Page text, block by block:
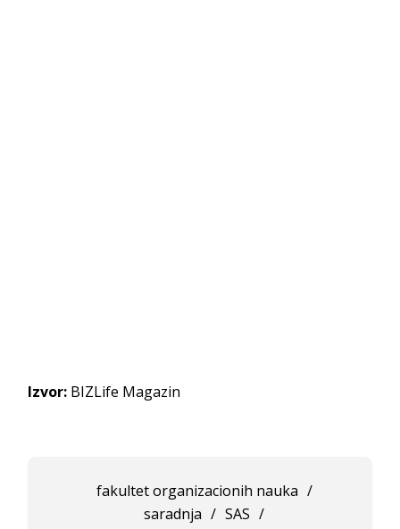
Izvor: BIZLife Magazin
fakultet organizacionih nauka /
saradnja / SAS /